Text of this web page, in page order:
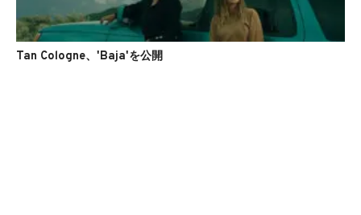
Tan Cologne、'Baja'を公開